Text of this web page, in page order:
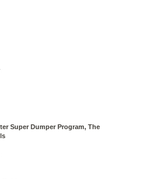
Super Dumper Program, The